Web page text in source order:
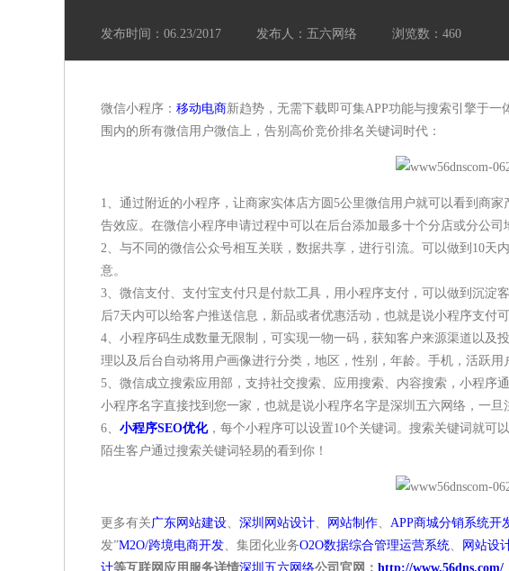
发布时间：06.23/2017 发布人：五六网络 浏览数： 460
微信小程序： 移动电商新趋势，无需下载即可集APP功能与搜索引擎于
围内的所有微信用户微信上，告别高价竞价排名关键词时代：
1、通过附近的小程序，让商家实体店方圆5公里微信用户就可以看到商
告效应。在微信小程序申请过程中可以在后台添加最多十个分店或分公
2、与不同的微信公众号相互关联，数据共享，进行引流。可以做到10天
意。
3、微信支付、支付宝支付只是付款工具，用小程序支付，可以做到沉淀
后7天内可以给客户推送信息，新品或者优惠活动，也就是说小程序支付
4、小程序码生成数量无限制，可实现一物一码，获知客户来源渠道以及
理以及后台自动将用户画像进行分类，地区，性别，年龄。手机，活跃用
5、微信成立搜索应用部，支持社交搜索、应用搜索、内容搜索，小程序
小程序名字直接找到您一家，也就是说小程序名字是深圳五六网络，一
6、 小程序SEO优化，每个小程序可以设置10个关键词。搜索关键词就可
陌生客户通过搜索关键词轻易的看到你！
更多有关广东网站建设、 深圳网站设计、 网站制作、 APP商城分销系统开
发”M2O/跨境电商开发、集团化业务O2O数据综合管理运营系统、 网站设
计等互联网应用服务详情深圳五六网络公司官网： http://www.56dns.com/